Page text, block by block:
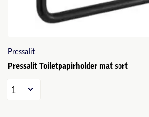
Pressalit
Pressalit Toiletpapirholder mat sort
1